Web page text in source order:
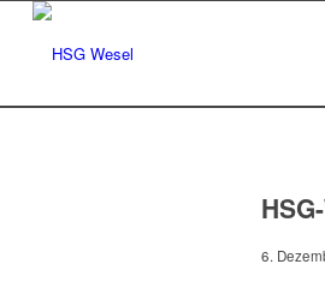
6.